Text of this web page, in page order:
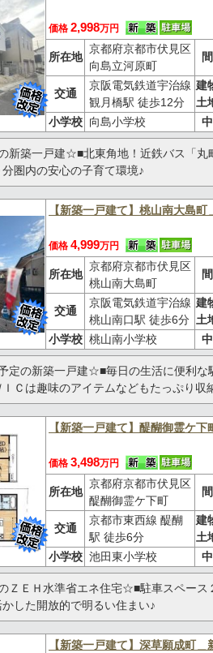
価格 2,998万円
所在地
京都府京都市伏見区
向島立河原町
交通
京阪電気鉄道宇治線
観月橋駅 徒歩12分
建
土
小学校 向島小学校
新築一戸建☆■北東角地！近鉄バス「丸
圏内の安心の子育て環境♪
【新築一戸建て】桃山南大島町
価格 4,999万円
所在地
京都府京都市伏見区
桃山南大島町
交通
京阪電気鉄道宇治線
桃山南口駅 徒歩6分
建
土
小学校 桃山南小学校
定の新築一戸建☆■毎日の生活に便利な
Ｃは趣味のアイテムなどもたっぷり収
【新築一戸建て】醍醐御霊ケ
価格 3,498万円
所在地
京都府京都市伏見区
醍醐御霊ケ下町
交通
京都市東西線 醍醐
駅 徒歩6分
建
土
小学校 池田東小学校
ＺＥＨ水準省エネ住宅☆■駐車スペース
した開放的で明るい住まい♪
【新築一戸建て】深草願成町